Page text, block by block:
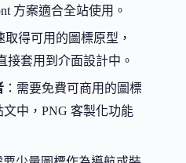
方案適合全站使用。
取得可用的圖標原型，
接套用到介面設計中。
：需要免費可商用的圖標
中，PNG 客製化功能